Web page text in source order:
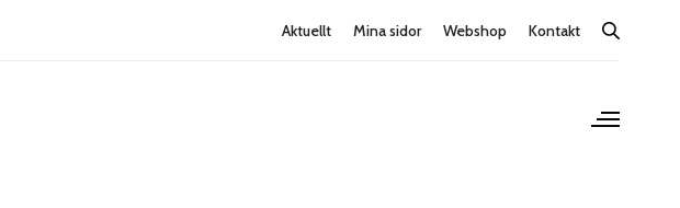
Aktuellt Mina sidor Webshop Kontakt